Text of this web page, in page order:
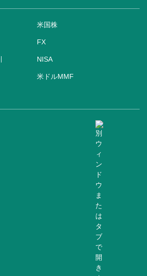
米国株
FX
NISA
米ドルMMF